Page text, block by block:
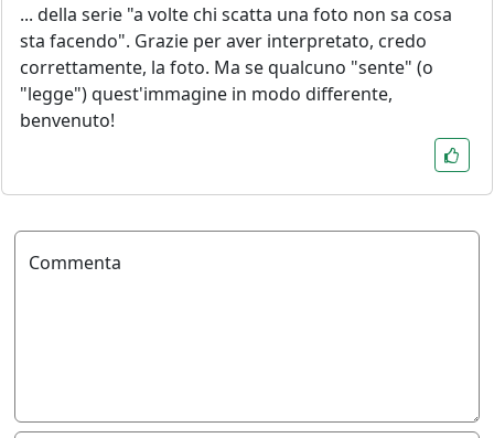
... della serie "a volte chi scatta una foto non sa cosa
sta facendo". Grazie per aver interpretato, credo
correttamente, la foto. Ma se qualcuno "sente" (o
"legge") quest'immagine in modo differente,
benvenuto!
Commenta